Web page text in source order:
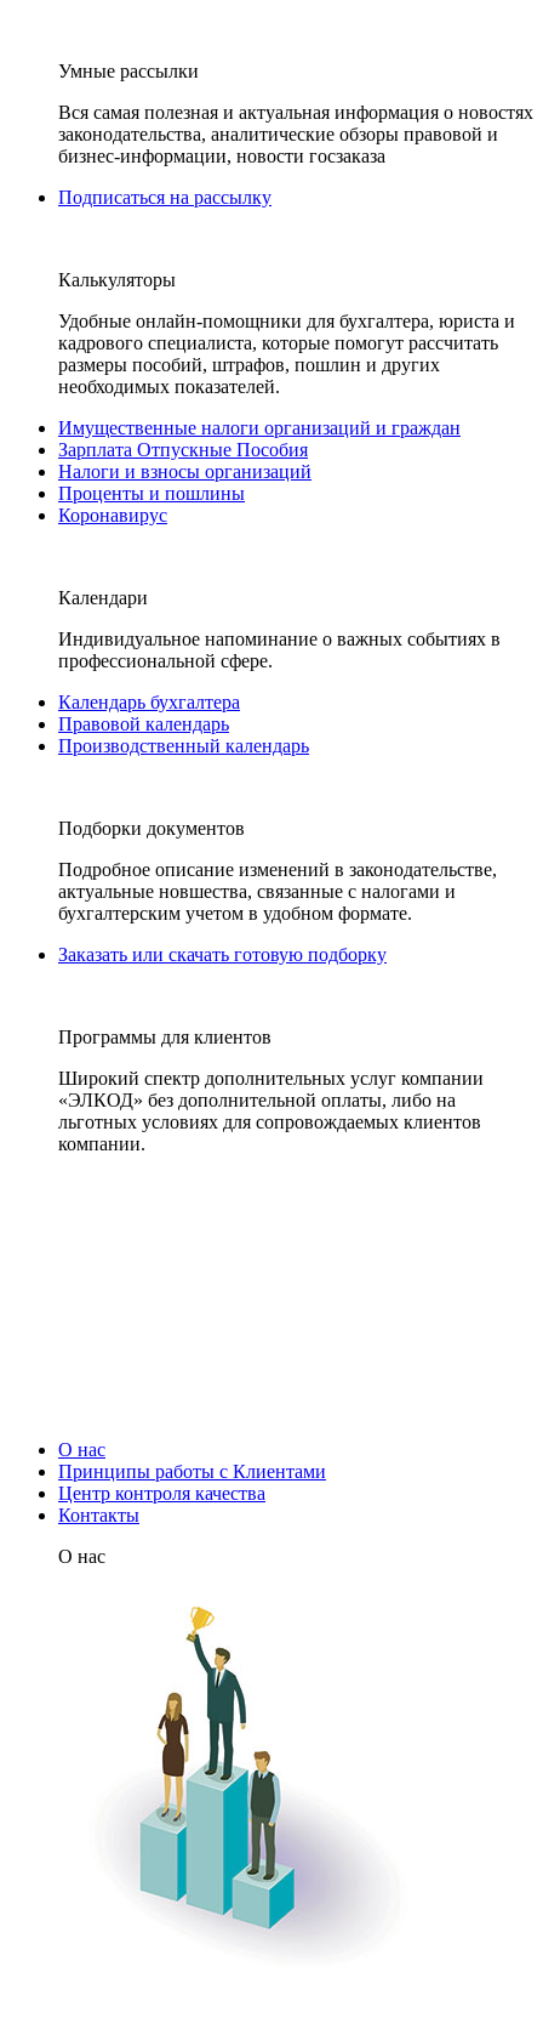
Умные рассылки
Вся самая полезная и актуальная информация о новостях
законодательства, аналитические обзоры правовой и
бизнес-информации, новости госзаказа
Подписаться на рассылку
Калькуляторы
Удобные онлайн-помощники для бухгалтера, юриста и
кадрового специалиста, которые помогут рассчитать
размеры пособий, штрафов, пошлин и других
необходимых показателей.
Имущественные налоги организаций и граждан
Зарплата Отпускные Пособия
Налоги и взносы организаций
Проценты и пошлины
Коронавирус
Календари
Индивидуальное напоминание о важных событиях в
профессиональной сфере.
Календарь бухгалтера
Правовой календарь
Производственный календарь
Подборки документов
Подробное описание изменений в законодательстве,
актуальные новшества, связанные с налогами и
бухгалтерским учетом в удобном формате.
Заказать или скачать готовую подборку
Программы для клиентов
Широкий спектр дополнительных услуг компании
«ЭЛКОД» без дополнительной оплаты, либо на
льготных условиях для сопровождаемых клиентов
компании.
О нас
Принципы работы с Клиентами
Центр контроля качества
Контакты
О нас